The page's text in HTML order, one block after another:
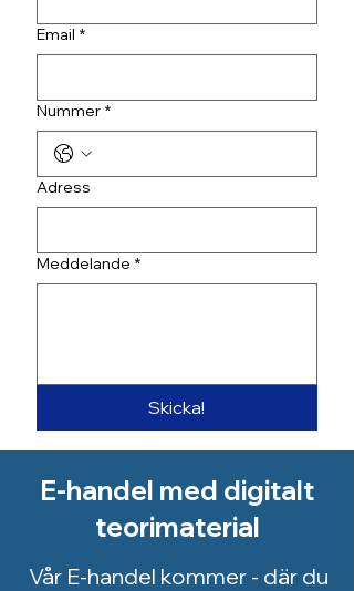
Email *
Nummer *
Adress
Meddelande *
Skicka!
E-handel med digitalt
teorimaterial
Vår E-handel kommer - där du